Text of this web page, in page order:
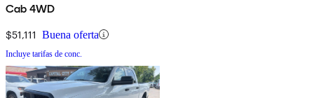
Cab 4WD
$51,111 Buena oferta
Incluye tarifas de conc.